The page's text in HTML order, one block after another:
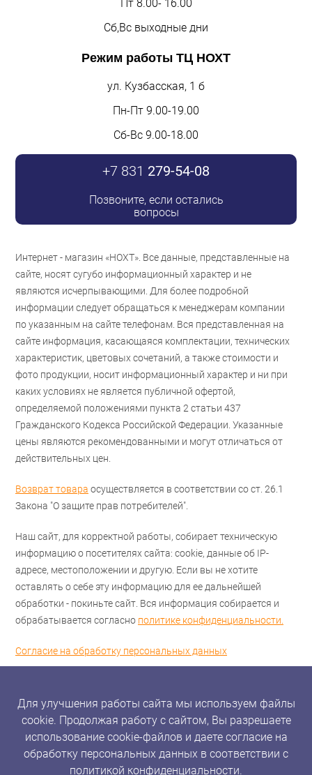
Пт 8.00- 16.00
Сб,Вс выходные дни
Режим работы ТЦ НОХТ
ул. Кузбасская, 1 б
Пн-Пт 9.00-19.00
Сб-Вс 9.00-18.00
+7 831 279-54-08
Позвоните, если остались
вопросы
Интернет - магазин «НОХТ». Все данные, представленные на
сайте, носят сугубо информационный характер и не
являются исчерпывающими. Для более подробной
информации следует обращаться к менеджерам компании
по указанным на сайте телефонам. Вся представленная на
сайте информация, касающаяся комплектации, технических
характеристик, цветовых сочетаний, а также стоимости и
фото продукции, носит информационный характер и ни при
каких условиях не является публичной офертой,
определяемой положениями пункта 2 статьи 437
Гражданского Кодекса Российской Федерации. Указанные
цены являются рекомендованными и могут отличаться от
действительных цен.
Возврат товара осуществляется в соответствии со ст. 26.1
Закона "О защите прав потребителей".
Наш сайт, для корректной работы, собирает техническую
информацию о посетителях сайта: cookie, данные об IP-
адресе, местоположении и другую. Если вы не хотите
оставлять о себе эту информацию для ее дальнейшей
обработки - покиньте сайт. Вся информация собирается и
обрабатывается согласно политике конфиденциальности.
Согласие на обработку персональных данных
Для улучшения работы сайта мы используем файлы
cookie. Продолжая работу с сайтом, Вы разрешаете
использование cookie-файлов и даете согласие на
обработку персональных данных в соответствии с
политикой конфиденциальности.